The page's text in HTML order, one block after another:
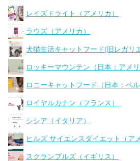
レイズドライト（アメリカ）
ラウズ（アメリカ）
犬猫生活キャットフード(旧レガリ
ロッキーマウンテン（日本：アメリ
ロニーキャットフード（日本：ベル
ロイヤルカナン（フランス）
シシア（イタリア）
ヒルズ サイエンスダイエット（ア
スクランブルズ（イギリス）